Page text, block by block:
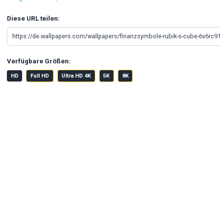
Diese URL teilen:
Verfügbare Größen:
HD Full HD Ultra HD 4K 5K 8K